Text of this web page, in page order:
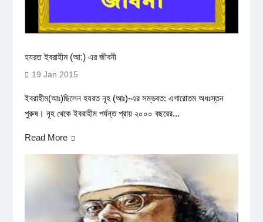
হযরত ইবরাহীম (আ:) এর জীবনী
19 Jan 2015
ইবরাহীম(আঃ)ছিলেন হযরত নূহ (আঃ)-এর সম্ভবত: এগারোতম অধঃস্তন
পুরুষ। নূহ থেকে ইবরাহীম পর্যন্ত প্রায় ২০০০ বছরের...
Read More